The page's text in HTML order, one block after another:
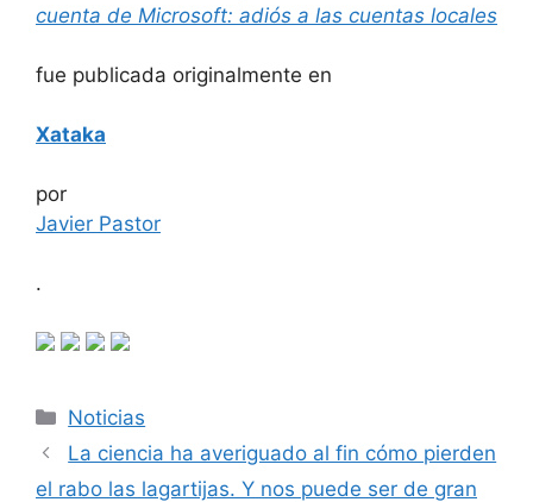
cuenta de Microsoft: adiós a las cuentas locales
fue publicada originalmente en
Xataka
por
Javier Pastor
.
Categorías
Noticias
La ciencia ha averiguado al fin cómo pierden
el rabo las lagartijas. Y nos puede ser de gran